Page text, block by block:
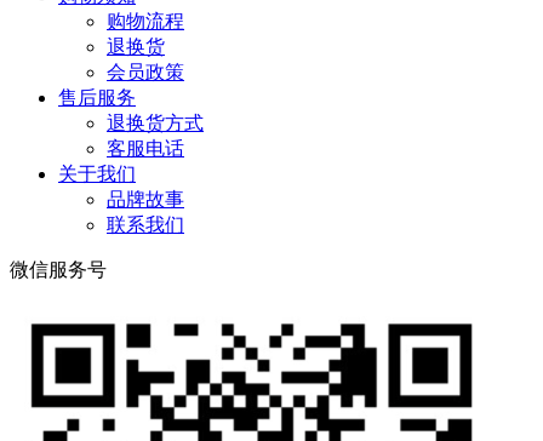
购物流程
退换货
会员政策
售后服务
退换货方式
客服电话
关于我们
品牌故事
联系我们
微信服务号